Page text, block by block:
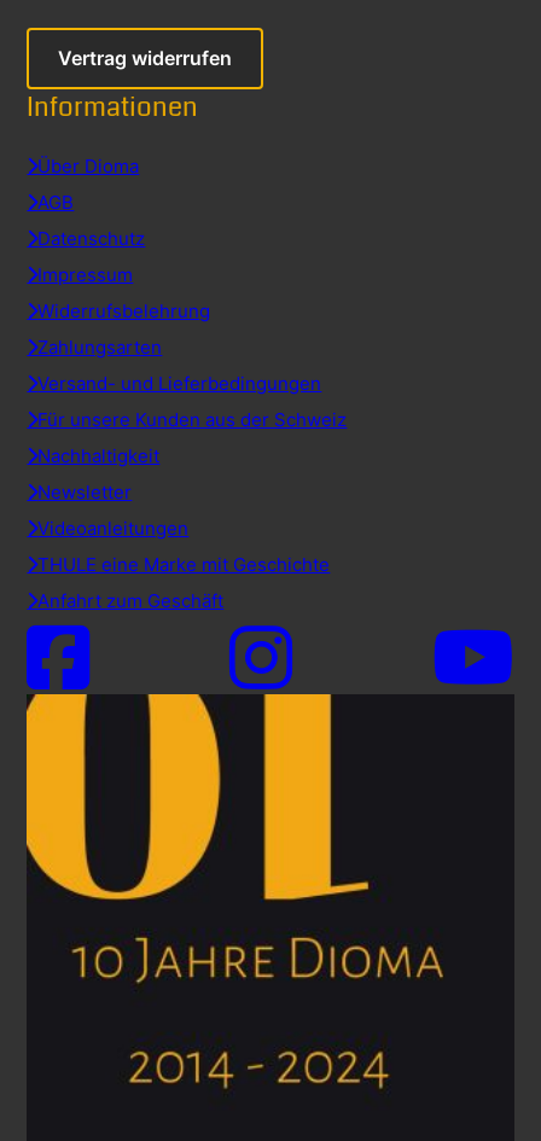
Vertrag widerrufen
Informationen
Über Dioma
AGB
Datenschutz
Impressum
Widerrufsbelehrung
Zahlungsarten
Versand- und Lieferbedingungen
Für unsere Kunden aus der Schweiz
Nachhaltigkeit
Newsletter
Videoanleitungen
THULE eine Marke mit Geschichte
Anfahrt zum Geschäft